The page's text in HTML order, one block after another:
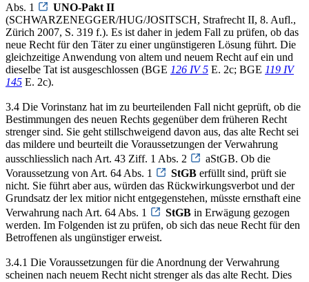
Abs. 1
UNO-Pakt II
(SCHWARZENEGGER/HUG/JOSITSCH, Strafrecht II, 8. Aufl.,
Zürich 2007, S. 319 f.). Es ist daher in jedem Fall zu prüfen, ob das
neue Recht für den Täter zu einer ungünstigeren Lösung führt. Die
gleichzeitige Anwendung von altem und neuem Recht auf ein und
dieselbe Tat ist ausgeschlossen (BGE 126 IV 5 E. 2c; BGE 119 IV
145 E. 2c).
3.4 Die Vorinstanz hat im zu beurteilenden Fall nicht geprüft, ob die
Bestimmungen des neuen Rechts gegenüber dem früheren Recht
strenger sind. Sie geht stillschweigend davon aus, das alte Recht sei
das mildere und beurteilt die Voraussetzungen der Verwahrung
ausschliesslich nach Art. 43 Ziff. 1 Abs. 2
aStGB. Ob die
Voraussetzung von Art. 64 Abs. 1
StGB erfüllt sind, prüft sie
nicht. Sie führt aber aus, würden das Rückwirkungsverbot und der
Grundsatz der lex mitior nicht entgegenstehen, müsste ernsthaft eine
Verwahrung nach Art. 64 Abs. 1
StGB in Erwägung gezogen
werden. Im Folgenden ist zu prüfen, ob sich das neue Recht für den
Betroffenen als ungünstiger erweist.
3.4.1 Die Voraussetzungen für die Anordnung der Verwahrung
scheinen nach neuem Recht nicht strenger als das alte Recht. Dies